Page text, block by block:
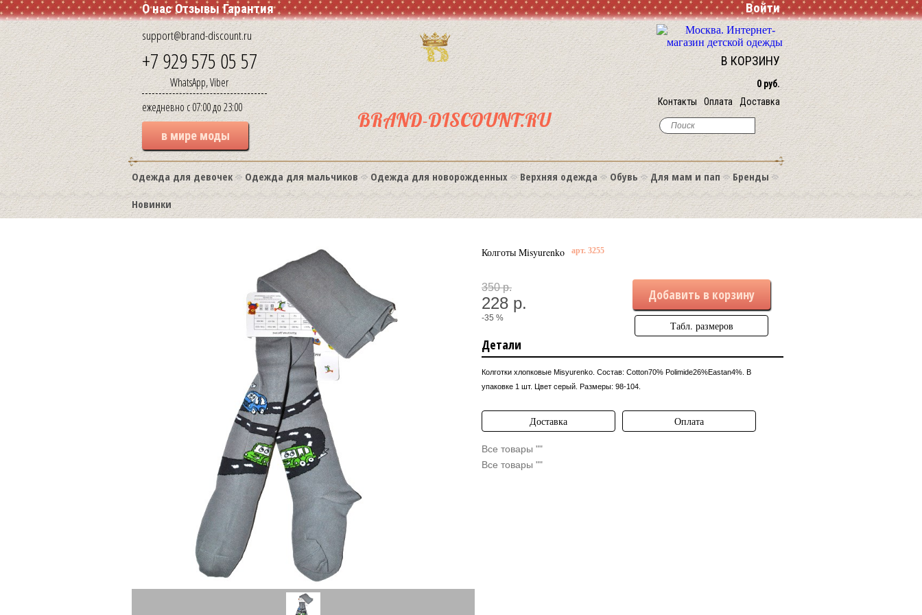
О нас Отзывы Гарантия
Войти
support@brand-discount.ru
+7 929 575 05 57
WhatsApp, Viber
ежедневно с 07:00 до 23:00
в мире моды
BRAND-DISCOUNT.RU
В КОРЗИНУ
0 руб.
Доставка
Оплата
Контакты
Одежда для девочек Одежда для мальчиков Одежда для новорожденных Верхняя одежда Обувь Для мам и пап
Бренды
Новинки
Колготы Misyurenko арт. 3255
350 р.
228 р.
-35 %
Табл. размеров
Детали
Колготки хлопковые Misyurenko. Состав: Cotton70% Polimide26%Eastan4%. В
упаковке 1 шт. Цвет серый . Размеры: 98-104.
Доставка Оплата
Все товары ""
Все товары ""